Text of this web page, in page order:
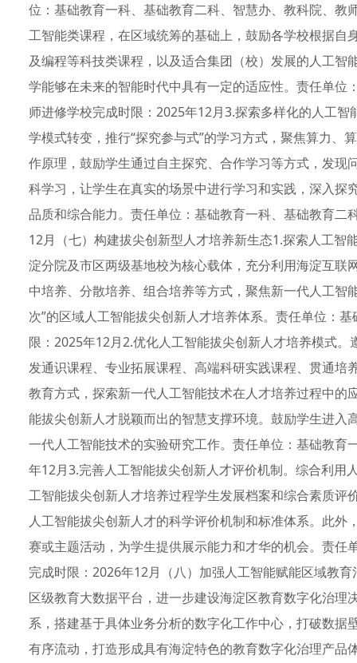
位：基础教育一科、基础教育二科、智慧办、教科院、
工智能类课程，在区域统筹的基础上，鼓励各学校根据
及编程等科技类课程，以及适合集团（校）发展的人工
学能够在未来的智能时代中具有一定的适应性。责任单
师进修学校完成时限：2025年12月3.探索多样化的人工
学模式转变，推行“探究参与式”的学习方式，聚焦算力、
作原理，鼓励学生通过自主探究、合作学习等方式，发
科学习，让学生在真实的场景中进行学习和实践，深入
品质和综合能力。责任单位：基础教育一科、基础教育
12月（七）构建拔尖创新型人才培养新生态1.探索人工
淀分院及市区两级基地校为核心载体，充分利用海淀互
中培养、分散培养、组合培养等方式，聚焦新一代人工智
次”的区域人工智能拔尖创新人才培养体系。责任单位：
限：2025年12月2.优化人工智能拔尖创新人才培养模式
发通识课程、专业拓展课程、高端科研实践课程、贯通
教育方式，探索新一代人工智能技术在人才培养过程中
能拔尖创新人才脱颖而出的智慧支撑环境。鼓励学生进
一代人工智能技术的实验研究工作。责任单位：基础教
年12月3.完善人工智能拔尖创新人才评价机制。综合利
工智能拔尖创新人才培养过程学生发展档案和综合素质
人工智能拔尖创新人才的科学评价机制和标准体系。此
赛或主题活动，为学生提供展示能力和才华的机会。责
完成时限：2026年12月（八）加强人工智能赋能区域教
区级教育大数据平台，进一步建设海淀区教育数字化治理
系，搭建基于具体业务分析的数字化工作中心，打破数
有序流动，打造形成具有海淀特色的教育数字化治理产